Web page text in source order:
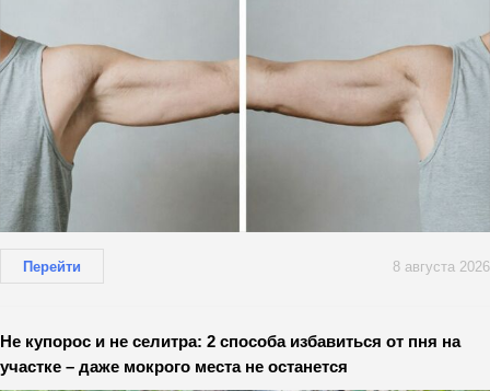
Перейти 8 августа 2026
Не купорос и не селитра: 2 способа избавиться от пня на
участке – даже мокрого места не останется